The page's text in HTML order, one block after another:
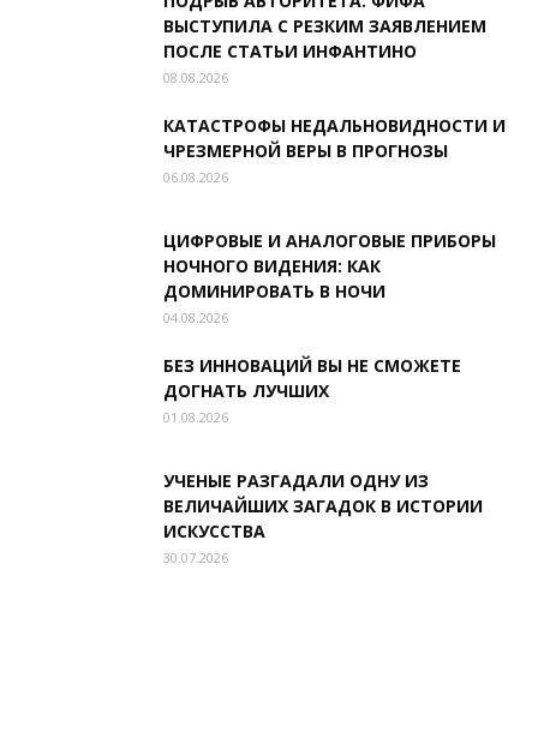
ВЫСТУПИЛА С РЕЗКИМ ЗАЯВЛЕНИЕМ
ПОСЛЕ СТАТЬИ ИНФАНТИНО
08.08.2026
КАТАСТРОФЫ НЕДАЛЬНОВИДНОСТИ И
ЧРЕЗМЕРНОЙ ВЕРЫ В ПРОГНОЗЫ
06.08.2026
ЦИФРОВЫЕ И АНАЛОГОВЫЕ ПРИБОРЫ
НОЧНОГО ВИДЕНИЯ: КАК
ДОМИНИРОВАТЬ В НОЧИ
04.08.2026
БЕЗ ИННОВАЦИЙ ВЫ НЕ СМОЖЕТЕ
ДОГНАТЬ ЛУЧШИХ
01.08.2026
УЧЕНЫЕ РАЗГАДАЛИ ОДНУ ИЗ
ВЕЛИЧАЙШИХ ЗАГАДОК В ИСТОРИИ
ИСКУССТВА
30.07.2026